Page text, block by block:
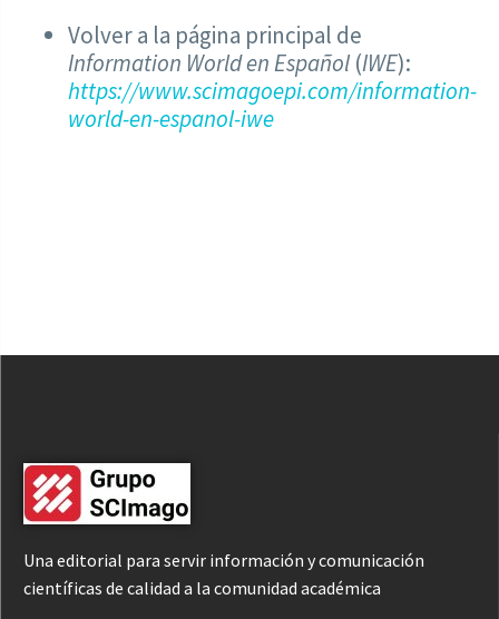
Volver a la página principal de
Information World en Español (IWE):
https://www.scimagoepi.com/information-
world-en-espanol-iwe
Una editorial para servir información y comunicación
científicas de calidad a la comunidad académica